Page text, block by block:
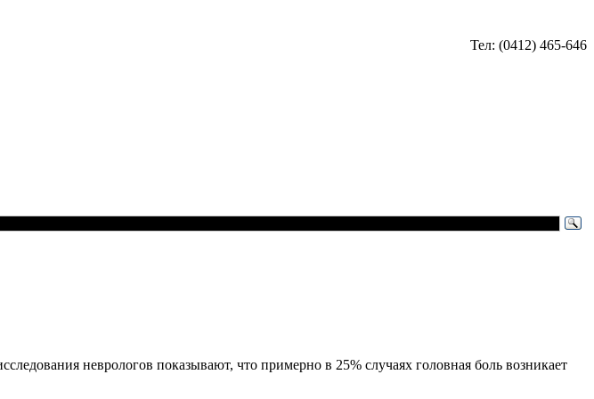
Тел: (0412) 465-646
неврологов показывают, что примерно в 25% случаях головная боль возникает